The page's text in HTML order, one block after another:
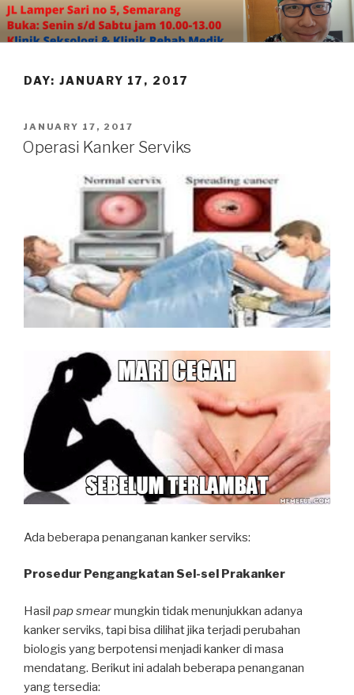
Skip
to
content
DAY: JANUARY 17, 2017
POSTED
ON
JANUARY 17, 2017
Operasi Kanker Serviks
Ada beberapa penanganan kanker serviks:
Prosedur Pengangkatan Sel-sel Prakanker
Hasil pap smearmungkin tidak menunjukkan adanya
kanker serviks, tapi bisa dilihat jika terjadi perubahan
biologis yang berpotensi menjadi kanker di masa
mendatang. Berikut ini adalah beberapa penanganan
yang tersedia: